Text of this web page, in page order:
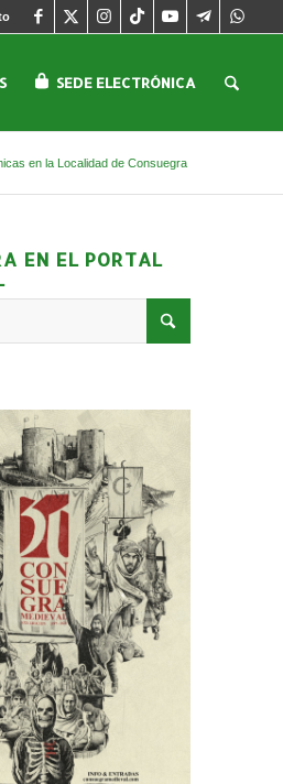
SEDE ELECTRÓNICA
en la Localidad de Consuegra
EN EL PORTAL